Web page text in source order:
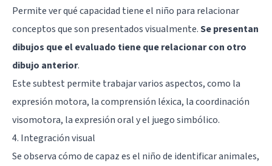
Permite ver qué capacidad tiene el niño para relacionar
conceptos que son presentados visualmente.Se presentan
dibujos que el evaluado tiene que relacionar con otro
dibujo anterior.
Este subtest permite trabajar varios aspectos, como la
expresión motora, la comprensión léxica, la coordinación
visomotora, la expresión oral y el juego simbólico.
4. Integración visual
Se observa cómo de capaz es el niño de identificar animales,